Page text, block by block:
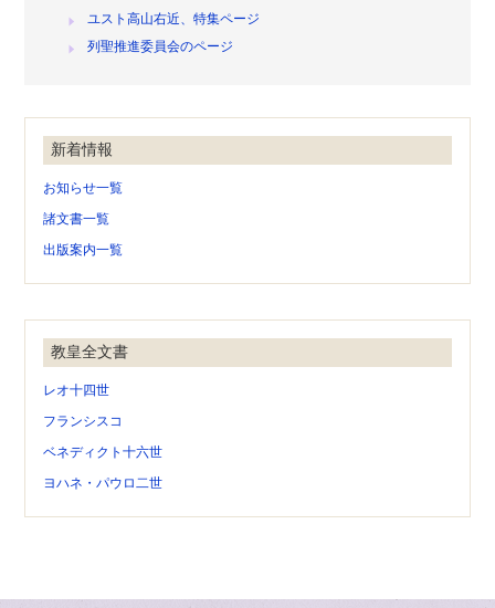
ユスト高山右近、特集ページ
列聖推進委員会のページ
新着情報
お知らせ一覧
諸文書一覧
出版案内一覧
教皇全文書
レオ十四世
フランシスコ
ベネディクト十六世
ヨハネ・パウロ二世